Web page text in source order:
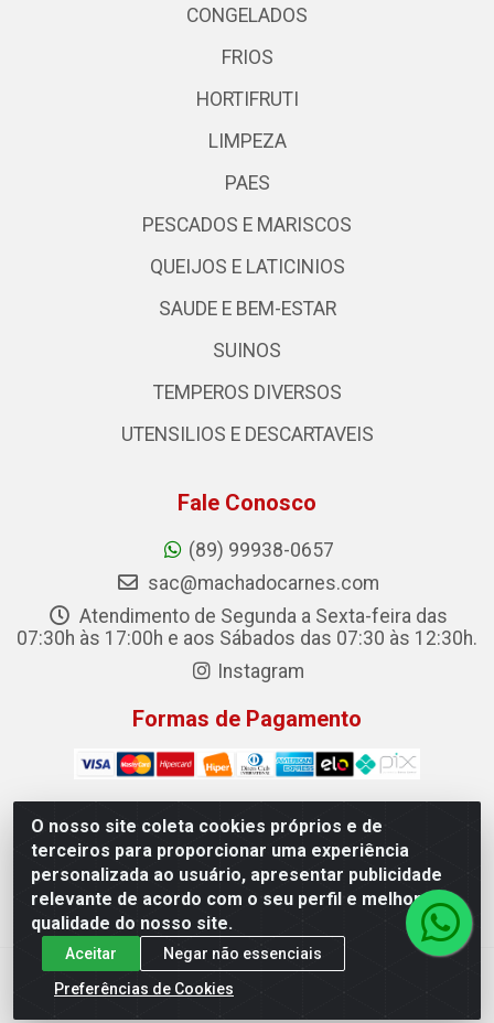
O nosso site coleta cookies próprios e de
terceiros para proporcionar uma experiência
personalizada ao usuário, apresentar publicidade
relevante de acordo com o seu perfil e melhorar a
qualidade do nosso site.
Aceitar
Negar não essenciais
Preferências de Cookies
CONGELADOS
FRIOS
HORTIFRUTI
LIMPEZA
PAES
PESCADOS E MARISCOS
QUEIJOS E LATICINIOS
SAUDE E BEM-ESTAR
SUINOS
TEMPEROS DIVERSOS
UTENSILIOS E DESCARTAVEIS
Fale Conosco
(89) 99938-0657
sac@machadocarnes.com
Atendimento de Segunda a Sexta-feira das
07:30h às 17:00h e aos Sábados das 07:30 às 12:30h.
Instagram
Formas de Pagamento
Machado Carnes Distribuidora de Alimentos LTDA -
Logradouro: Avenida Candido Aleixo, 148 - Centro - Oeiras/PI
- CEP 64.500-000 - 31.391.008/0001-50